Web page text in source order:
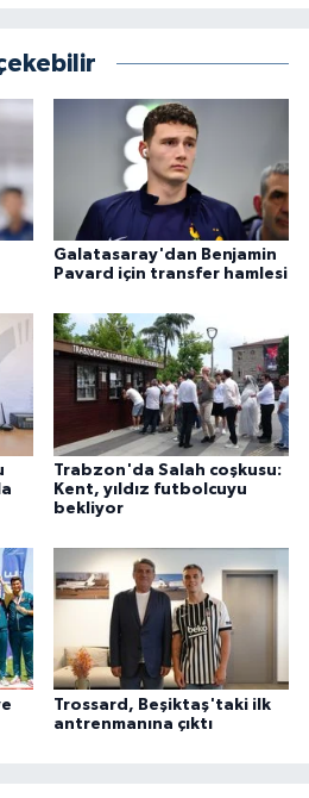
Galatasaray'dan Benjamin
Pavard için transfer hamlesi
Trabzon'da Salah coşkusu:
Kent, yıldız futbolcuyu
bekliyor
Trossard, Beşiktaş'taki ilk
antrenmanına çıktı